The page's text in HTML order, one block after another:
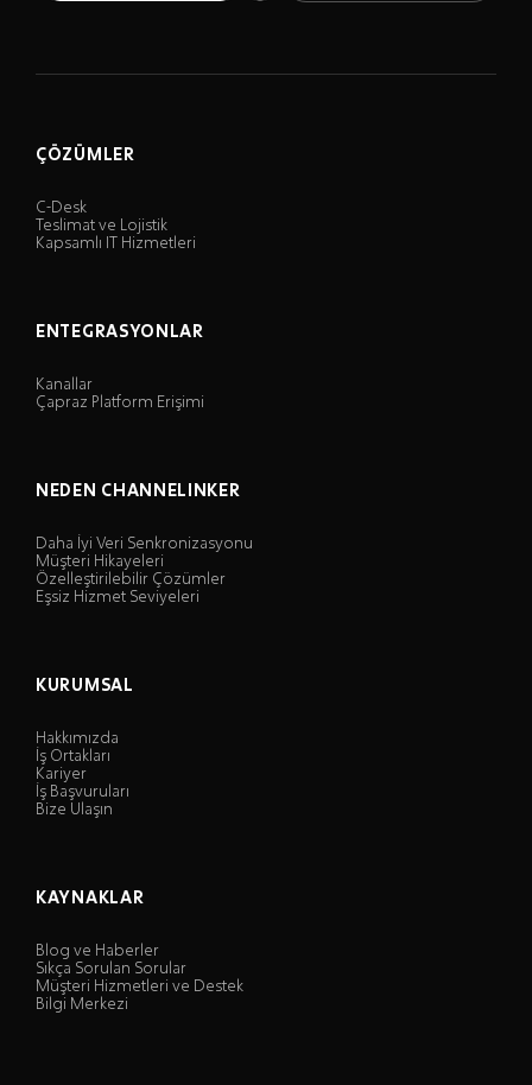
ÇÖZÜMLER
C-Desk
Teslimat ve Lojistik
Kapsamlı IT Hizmetleri
ENTEGRASYONLAR
Kanallar
Çapraz Platform Erişimi
NEDEN CHANNELINKER
Daha İyi Veri Senkronizasyonu
Müşteri Hikayeleri
Özelleştirilebilir Çözümler
Eşsiz Hizmet Seviyeleri
KURUMSAL
Hakkımızda
İş Ortakları
Kariyer
İş Başvuruları
Bize Ulaşın
KAYNAKLAR
Blog ve Haberler
Sıkça Sorulan Sorular
Müşteri Hizmetleri ve Destek
Bilgi Merkezi